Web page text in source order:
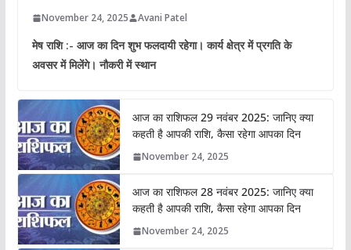
November 24, 2025 Avani Patel
मेष राशि :- आज का दिन शुभ फलदायी रहेगा। कार्य क्षेत्र में प्रगति के
अवसर में मिलेंगे। नौकरी में स्थान
आज का राशिफल 29 नवंबर 2025: जानिए क्या
कहती है आपकी राशि, कैसा रहेगा आपका दिन
November 24, 2025
आज का राशिफल 28 नवंबर 2025: जानिए क्या
कहती है आपकी राशि, कैसा रहेगा आपका दिन
November 24, 2025